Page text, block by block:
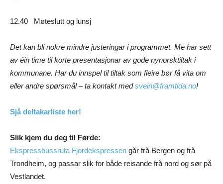
12.40 Møteslutt og lunsj
Det kan bli nokre mindre justeringar i programmet. Me har sett
av éin time til korte presentasjonar av gode nynorsktiltak i
kommunane. Har du innspel til tiltak som fleire bør få vita om
eller andre spørsmål – ta kontakt medsvein@framtida.no!
Sjå deltakarliste her!
Slik kjem du deg til Førde:
Ekspressbussruta Fjordekspressen går frå Bergen og frå
Trondheim, og passar slik for både reisande frå nord og sør på
Vestlandet.